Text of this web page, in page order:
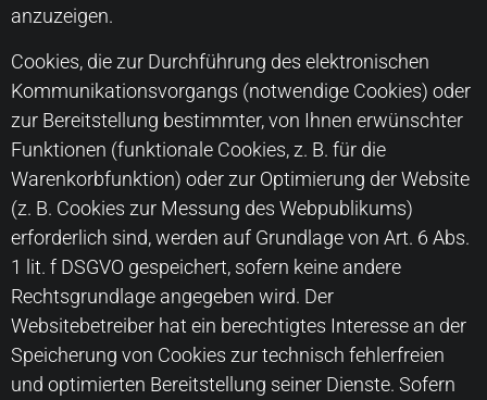
anzuzeigen.
Cookies, die zur Durchführung des elektronischen
Kommunikationsvorgangs (notwendige Cookies) oder
zur Bereitstellung bestimmter, von Ihnen erwünschter
Funktionen (funktionale Cookies, z. B. für die
Warenkorbfunktion) oder zur Optimierung der Website
(z. B. Cookies zur Messung des Webpublikums)
erforderlich sind, werden auf Grundlage von Art. 6 Abs.
1 lit. f DSGVO gespeichert, sofern keine andere
Rechtsgrundlage angegeben wird. Der
Websitebetreiber hat ein berechtigtes Interesse an der
Speicherung von Cookies zur technisch fehlerfreien
und optimierten Bereitstellung seiner Dienste. Sofern